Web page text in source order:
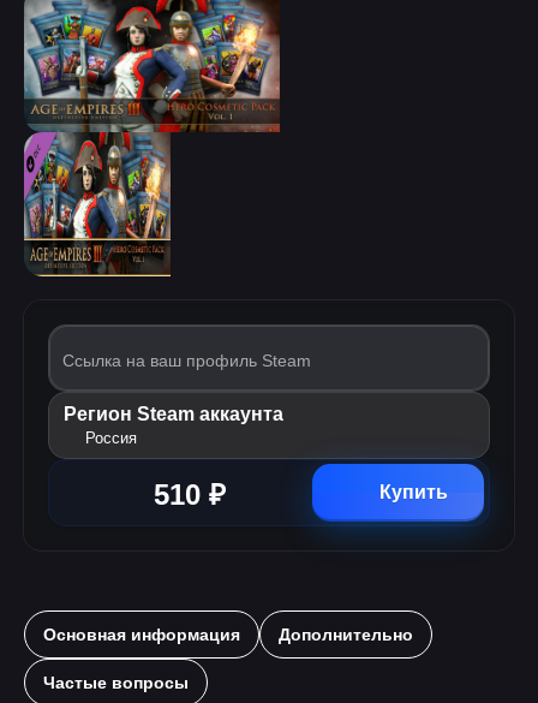
Ссылка на ваш профиль Steam
Регион Steam аккаунта
Россия
510 ₽ Купить
Основная информация Дополнительно
Частые вопросы